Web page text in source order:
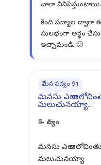
చాలా వినిపిస్తుంటాయి.
కింది పద్యాల ద్వారా ఈ
సులభంగా అర్థం
ఇచ్చామండి. 🙂
వేమన పద్యం 91
మనసు ఎలా
మలుచునయ్యా…
📝 పాద్యం
మనసు ఎలా
మలుచునయ్యా